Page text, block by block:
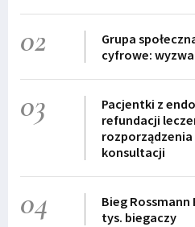
02
Grupa
cyfrowe:
03
Pacjentki z
refundacji
konsultacji
04
Bieg Rossmann
tys. biegaczy